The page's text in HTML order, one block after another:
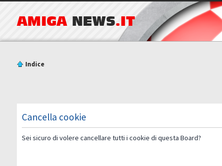
AMIGA NEWS.IT
Indice
Cancella cookie
Sei sicuro di volere cancellare tutti i cookie di questa Board?